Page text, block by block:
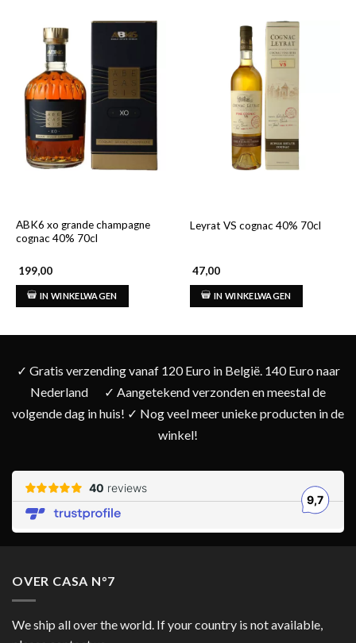
ABK6 xo grande champagne
cognac 40% 70cl
199,00
IN WINKELWAGEN
Leyrat VS cognac 40% 70cl
47,00
IN WINKELWAGEN
✓ Gratis verzending vanaf 120 Euro in België. 140 Euro naar
Nederland
✓ Aangetekend verzonden en meestal de
volgende dag in huis! ✓ Nog veel meer unieke producten in de
winkel!
OVER CASA N°7
We ship all over the world. If your country is not available,